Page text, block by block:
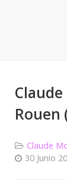
Rouen
Claude
30 Junio